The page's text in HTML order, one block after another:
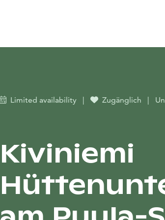
Limited availability | Zugänglich |
Kiviniemi